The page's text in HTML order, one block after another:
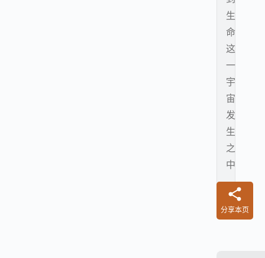
生
命
这
一
宇
宙
发
生
之
中
。
分享本页